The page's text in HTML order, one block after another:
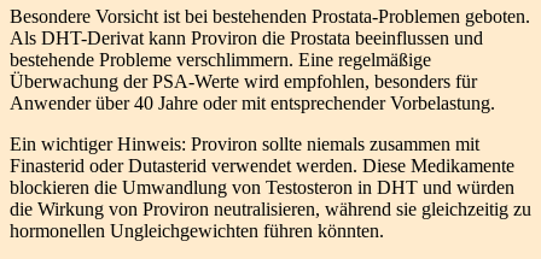
Besondere Vorsicht ist bei bestehenden Prostata-Problemen geboten.
Als DHT-Derivat kann Proviron die Prostata beeinflussen und
bestehende Probleme verschlimmern. Eine regelmäßige
Überwachung der PSA-Werte wird empfohlen, besonders für
Anwender über 40 Jahre oder mit entsprechender Vorbelastung.
Ein wichtiger Hinweis: Proviron sollte niemals zusammen mit
Finasterid oder Dutasterid verwendet werden. Diese Medikamente
blockieren die Umwandlung von Testosteron in DHT und würden
die Wirkung von Proviron neutralisieren, während sie gleichzeitig zu
hormonellen Ungleichgewichten führen könnten.